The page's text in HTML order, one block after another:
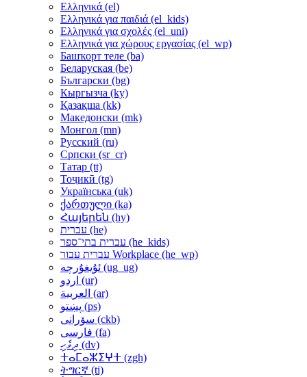
Ελληνικά ‎(el)‎
Ελληνικά για παιδιά ‎(el_kids)‎
Ελληνικά για σχολές ‎(el_uni)‎
Ελληνικά για χώρους εργασίας ‎(el_wp)‎
Башҡорт теле ‎(ba)‎
Беларуская ‎(be)‎
Български ‎(bg)‎
Кыргызча ‎(ky)‎
Қазақша ‎(kk)‎
Македонски ‎(mk)‎
Монгол ‎(mn)‎
Русский ‎(ru)‎
Српски ‎(sr_cr)‎
Татар ‎(tt)‎
Тоҷикӣ ‎(tg)‎
Українська ‎(uk)‎
ქართული ‎(ka)‎
Հայերեն ‎(hy)‎
עברית ‎(he)‎
עברית בתי־ספר ‎(he_kids)‎
עברית עבור Workplace ‎(he_wp)‎
ئۇيغۇرچە ‎(ug_ug)‎
اردو ‎(ur)‎
العربية ‎(ar)‎
پښتو ‎(ps)‎
سۆرانی ‎(ckb)‎
فارسی ‎(fa)‎
ދިވެހި ‎(dv)‎
ⵜⴰⵎⴰⵣⵉⵖⵜ ‎(zgh)‎
ትግርኛ ‎(ti)‎